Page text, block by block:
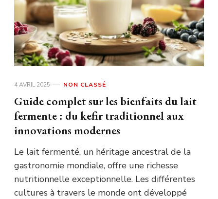
4 AVRIL 2025 NON CLASSÉ
Guide complet sur les bienfaits du lait
fermente : du kefir traditionnel aux
innovations modernes
Le lait fermenté, un héritage ancestral de la
gastronomie mondiale, offre une richesse
nutritionnelle exceptionnelle. Les différentes
cultures à travers le monde ont développé